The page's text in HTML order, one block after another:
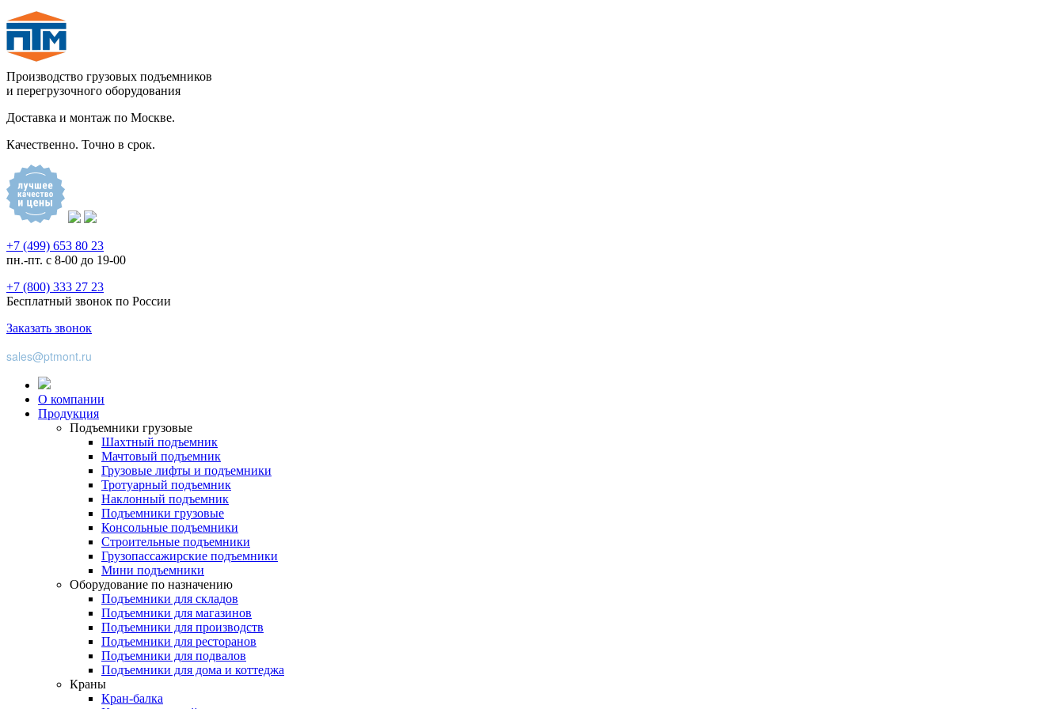
Производство грузовых подъемников
и перегрузочного оборудования
Доставка и монтаж по Москве.
Качественно. Точно в срок.
+7 (499) 653 80 23
пн.-пт. с 8-00 до 19-00
+7 (800) 333 27 23
Бесплатный звонок по России
Заказать звонок
sales@ptmont.ru
О компании
Продукция
Подъемники грузовые
Шахтный подъемник
Мачтовый подъемник
Грузовые лифты и подъемники
Тротуарный подъемник
Наклонный подъемник
Подъемники грузовые
Консольные подъемники
Строительные подъемники
Грузопассажирские подъемники
Мини подъемники
Оборудование по назначению
Подъемники для складов
Подъемники для магазинов
Подъемники для производств
Подъемники для ресторанов
Подъемники для подвалов
Подъемники для дома и коттеджа
Краны
Кран-балка